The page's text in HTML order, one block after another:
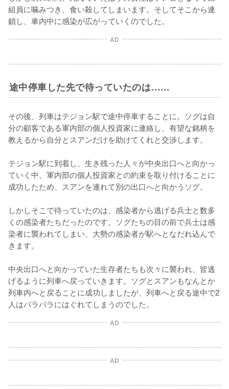
組員に噛みつき、食い殺してしまいます。そしてそこから連
鎖し、車内中に感染が広がっていくのでした。
AD
途中停車した先で待っていたのは……
その後、列車はテジョン駅で途中停車することに。ソグは自
分の顧客である軍内部の個人投資家に連絡し、有望な銘柄を
教えるから自分とスアンだけを助けてくれと交渉します。
テジョン駅に到着し、生き残った人々が中央出口へと向かっ
ていく中、軍内部の個人投資家との約束を取り付けることに
成功したため、スアンを連れて別の出口へと向かうソグ。
しかしそこで待っていたのは、感染者から逃げる兵士と数多
くの感染者たちだったのです。ソグたちの目の前で兵士は感
染者に襲われてしまい、大勢の感染者が駅へとなだれ込んで
きます。
中央出口へと向かっていた生存者たちも次々に襲われ、皆逃
げるように列車へ戻っていきます。ソグとスアンもなんとか
列車内へと戻ることに成功しましたが、列車へと戻る途中で2
人はバラバラにはぐれてしまうのでした。
AD
AD